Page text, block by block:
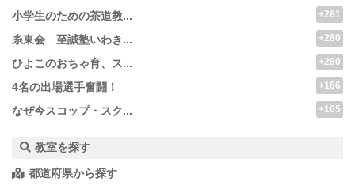
小学生のための茶道教... +281
糸東会 至誠塾いわき... +280
ひよこのおちゃ育、ス... +280
4名の出場選手奮闘！ +166
なぜ今スコップ・スク... +165
教室を探す
都道府県から探す